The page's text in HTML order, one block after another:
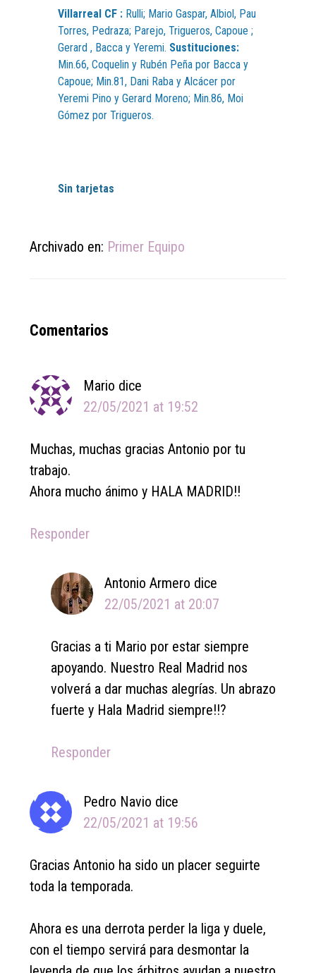
Villarreal CF : Rulli; Mario Gaspar, Albiol, Pau
Torres, Pedraza; Parejo, Trigueros, Capoue ;
Gerard , Bacca y Yeremi. Sustituciones:
Min.66, Coquelin y Rubén Peña por Bacca y
Capoue; Min.81, Dani Raba y Alcácer por
Yeremi Pino y Gerard Moreno; Min.86, Moi
Gómez por Trigueros.
Sin tarjetas
Archivado en: Primer Equipo
Reader
Comentarios
Mario dice
22/05/2021 at 19:52
Muchas, muchas gracias Antonio por tu
trabajo.
Ahora mucho ánimo y HALA MADRID!!
Responder
Antonio Armero dice
22/05/2021 at 20:07
Gracias a ti Mario por estar siempre
apoyando. Nuestro Real Madrid nos
volverá a dar muchas alegrías. Un abrazo
fuerte y Hala Madrid siempre!!?
Responder
Pedro Navio dice
22/05/2021 at 19:56
Gracias Antonio ha sido un placer seguirte
toda la temporada.
Ahora es una derrota perder la liga y duele,
con el tiempo servirá para desmontar la